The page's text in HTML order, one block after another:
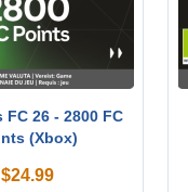
FC 26 - 2800 FC
(Xbox)
$24.99